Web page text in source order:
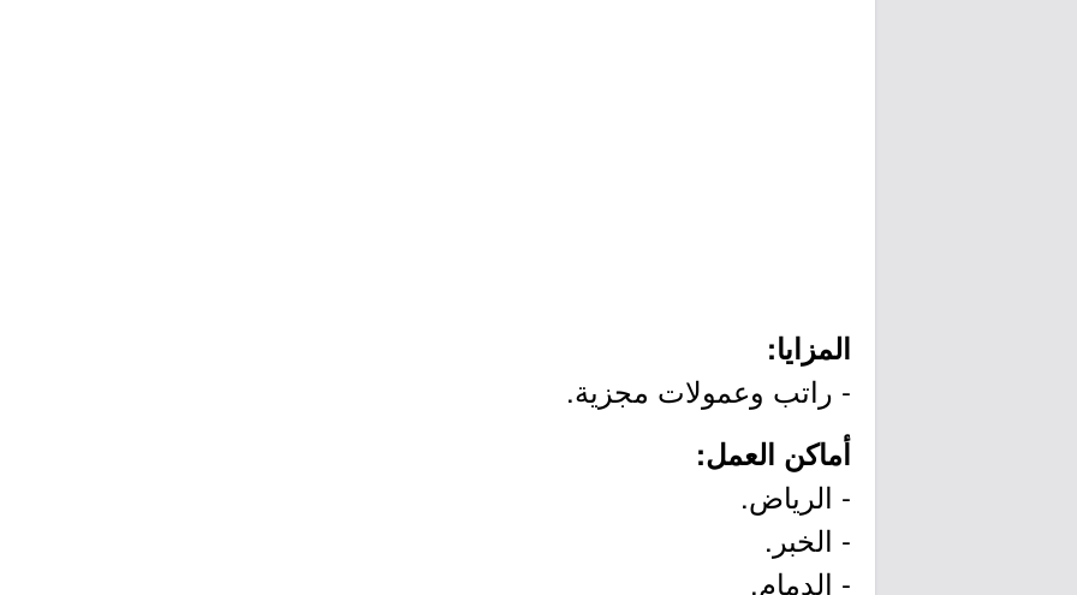
المزايا:
- راتب وعمولات مجزية.
أماكن العمل:
- الرياض.
- الخبر.
- الدمام.